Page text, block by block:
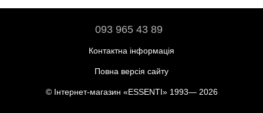
093 965 43 89
Контактна інформація
Повна версія сайту
© Інтернет-магазин «ESSENTI» 1993— 2026